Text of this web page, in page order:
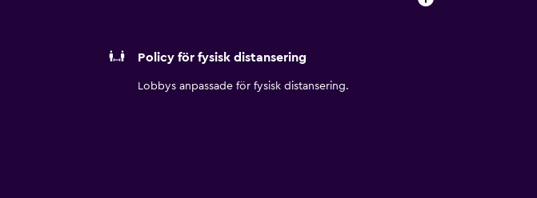
Policy för fysisk distansering
Lobbys anpassade för fysisk distansering.